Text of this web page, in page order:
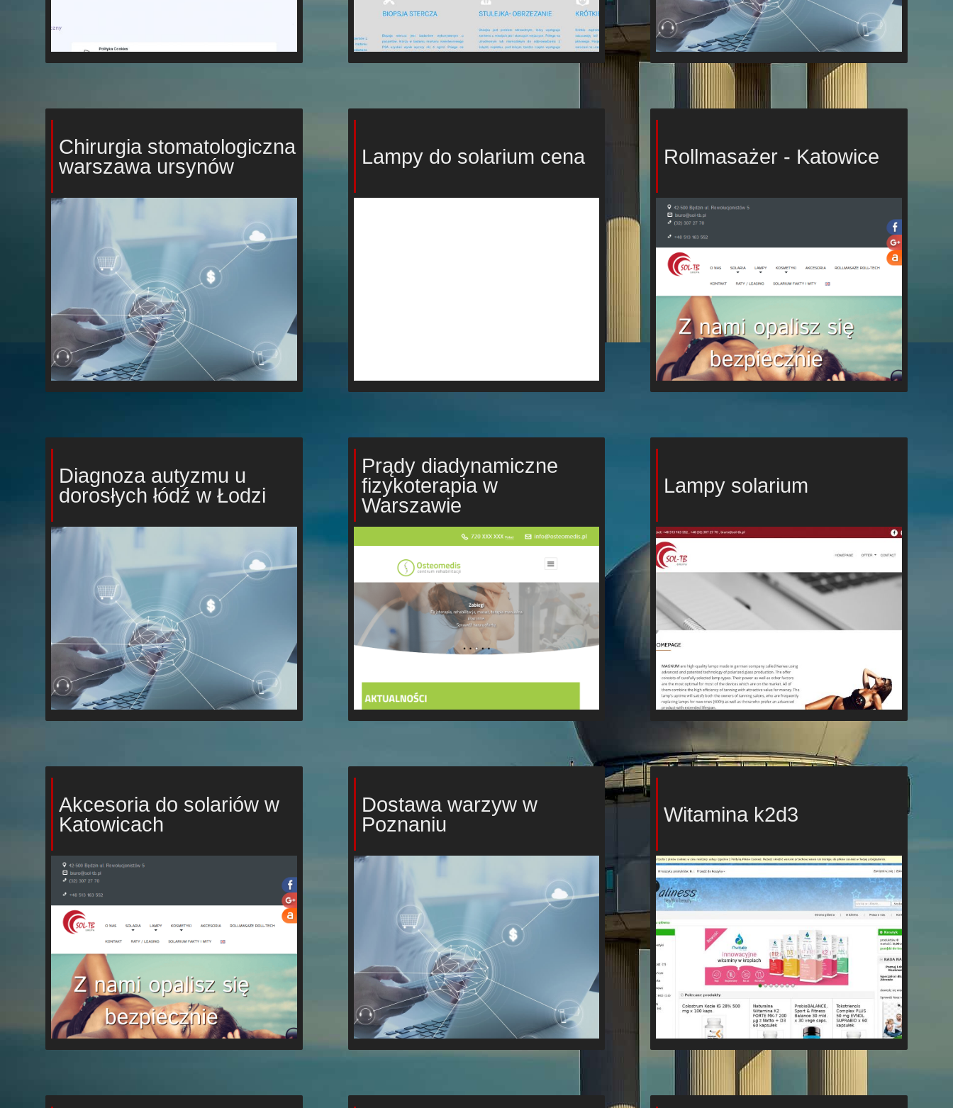
Chirurgia stomatologiczna
warszawa ursynów
Lampy do solarium cena Rollmasażer - Katowice
Diagnoza autyzmu u
dorosłych łódź w Łodzi
Prądy diadynamiczne
fizykoterapia w
Warszawie
Lampy solarium
Akcesoria do solariów w
Katowicach
Dostawa warzyw w
Poznaniu
Witamina k2d3